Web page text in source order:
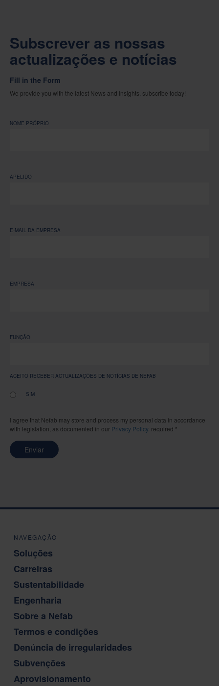
Subscrever as nossas
actualizações e notícias
Fill in the Form
We provide you with the latest News and Insights, subscribe today!
NOME PRÓPRIO
APELIDO
E-MAIL DA EMPRESA
EMPRESA
FUNÇÃO
ACEITO RECEBER ACTUALIZAÇÕES DE NOTÍCIAS DE NEFAB
SIM
I agree that Nefab may store and process my personal data in accordance
with legislation, as documented in our Privacy Policy. required *
Enviar
NAVEGAÇÃO
Soluções
Carreiras
Sustentabilidade
Engenharia
Sobre a Nefab
Termos e condições
Denúncia de irregularidades
Subvenções
Aprovisionamento